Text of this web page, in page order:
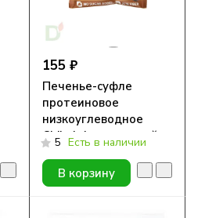
155 ₽
Печенье-суфле
протеиновое
низкоуглеводное
Chikalab с начинкой
Шоколадный десерт,
55 гр.
5 Есть в наличии
В корзину